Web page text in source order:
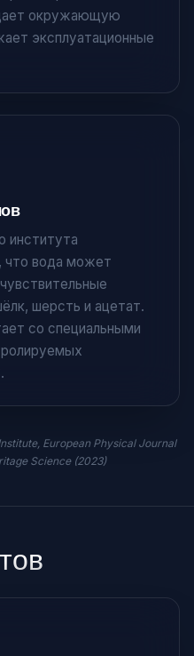
окружающую
эксплуатационные
института
что вода может
шерсть и ацетат.
со специальными
European Physical Journal
Science (2023)